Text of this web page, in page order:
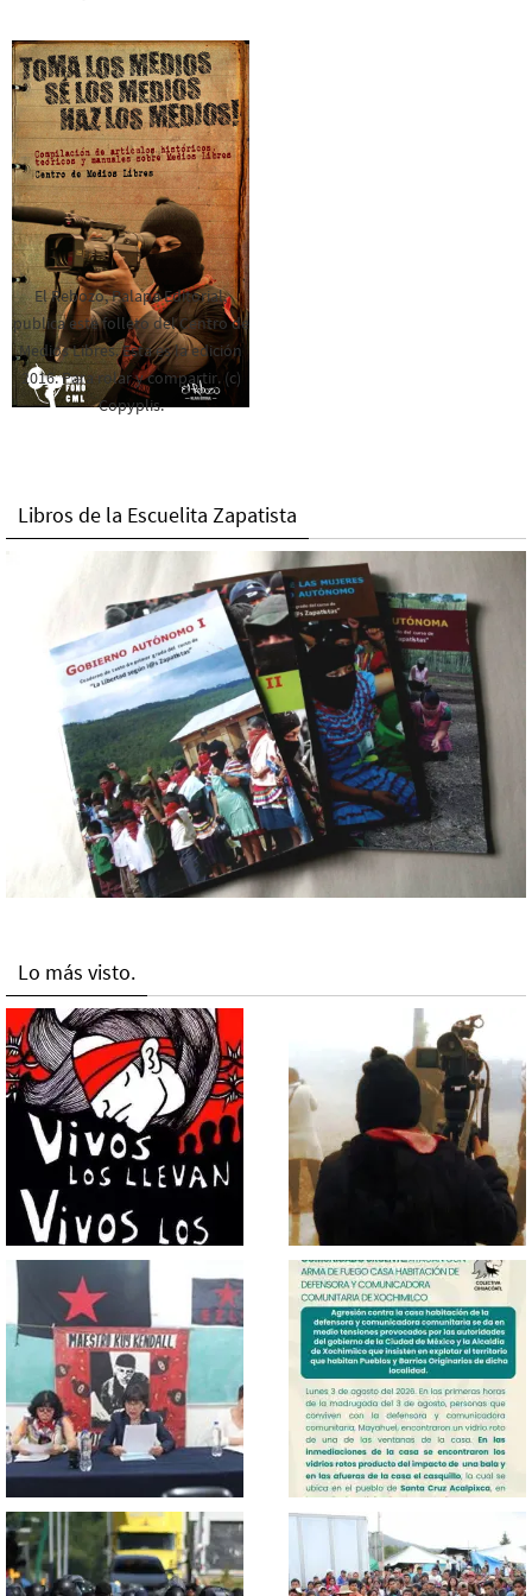
El Rebozo, Palapa Editorial,
publica este folleto del Centro de
Medios Libres. Esta es la edición
2016. Para rolar y compartir. (c)
Copyplis.
Libros de la Escuelita Zapatista
Lo más visto.